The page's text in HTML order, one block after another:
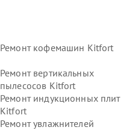
Ремонт кофемашин Kitfort
Ремонт вертикальных
пылесосов Kitfort
Ремонт индукционных плит
Kitfort
Ремонт увлажнителей